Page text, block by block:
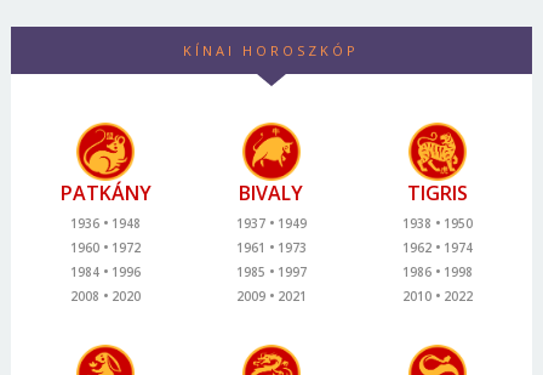
KÍNAI HOROSZKÓP
PATKÁNY
1936
1948
1960
1972
1984
1996
2008
2020
BIVALY
1937
1949
1961
1973
1985
1997
2009
2021
TIGRIS
1938
1950
1962
1974
1986
1998
2010
2022